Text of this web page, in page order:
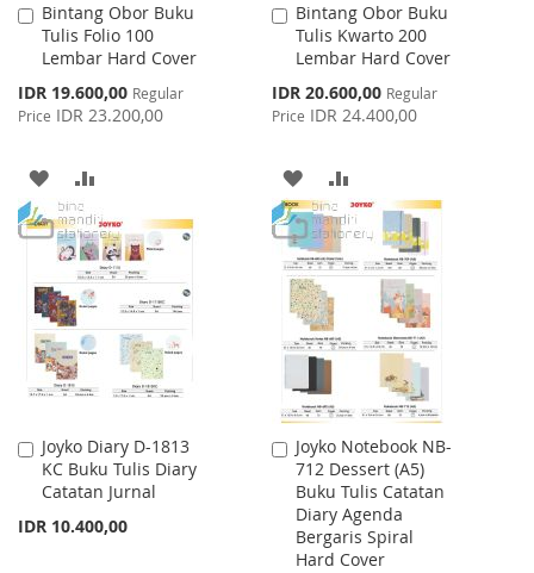
Bintang Obor Buku
Tulis Folio 100
Lembar Hard Cover
Special
Price
IDR 19.600,00 Regular
Price IDR 23.200,00
Add
to
Cart
ADD
TO
WISH
LIST
TO
COMPARE
Bintang Obor Buku
Tulis Kwarto 200
Lembar Hard Cover
Special
Price
IDR 20.600,00 Regular
Price IDR 24.400,00
Add
to
Cart
ADD
TO
WISH
LIST
TO
COMPARE
Joyko Diary D-1813
KC Buku Tulis Diary
Catatan Jurnal
IDR 10.400,00
Add
to
Cart
Joyko Notebook NB-
712 Dessert (A5)
Buku Tulis Catatan
Diary Agenda
Bergaris Spiral
Hard Cover
Add
to
Cart